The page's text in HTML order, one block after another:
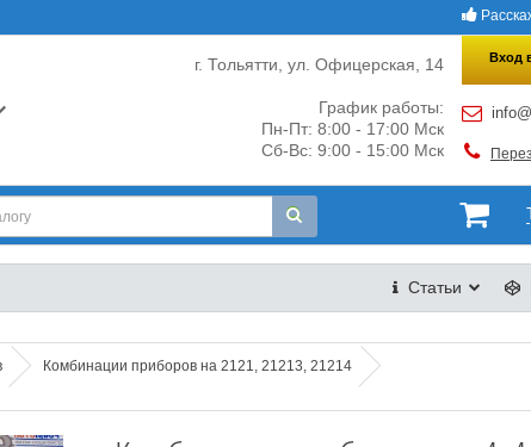
Вход
г. Тольятти, ул. Офицерская, 14
График работы:
Пн-Пт: 8:00 - 17:00 Мск
Сб-Вс: 9:00 - 15:00 Мск
Статьи
Комбинации приборов на 2121, 21213, 21214